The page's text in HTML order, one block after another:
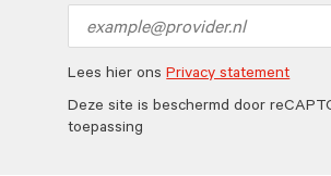
address
Lees hier onsPrivacy statement
Deze site is beschermd door
toepassing